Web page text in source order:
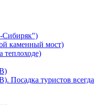
Сибиряк")
каменный мост)
теплоходе)
Посадка туристов всегда